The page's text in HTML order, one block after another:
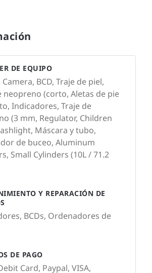
DE EQUIPO
BCD, Traje de piel,
neopreno (corto, Aletas de pie
Indicadores, Traje de
(3 mm, Regulator, Children
Máscara y tubo,
de buceo, Aluminum
Small Cylinders (10L / 71.2
Y REPARACIÓN DE
BCDs, Ordenadores de
DE PAGO
Card, Paypal, VISA,